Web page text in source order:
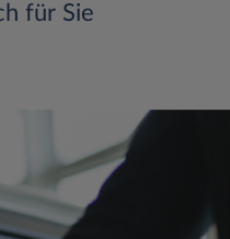
für Sie